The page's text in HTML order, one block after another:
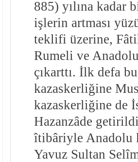
885) yılına kadar
işlerin artması
teklifi üzerine,
Rumeli ve
çıkarttı. İlk defa
kazaskerliğine
kazaskerliğine de
Hazanzâde
îtibâriyle Anadolu
Yavuz Sultan